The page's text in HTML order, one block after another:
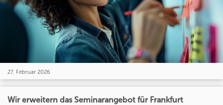
27. Februar 2026
Wir erweitern das Seminarangebot für Frankfurt